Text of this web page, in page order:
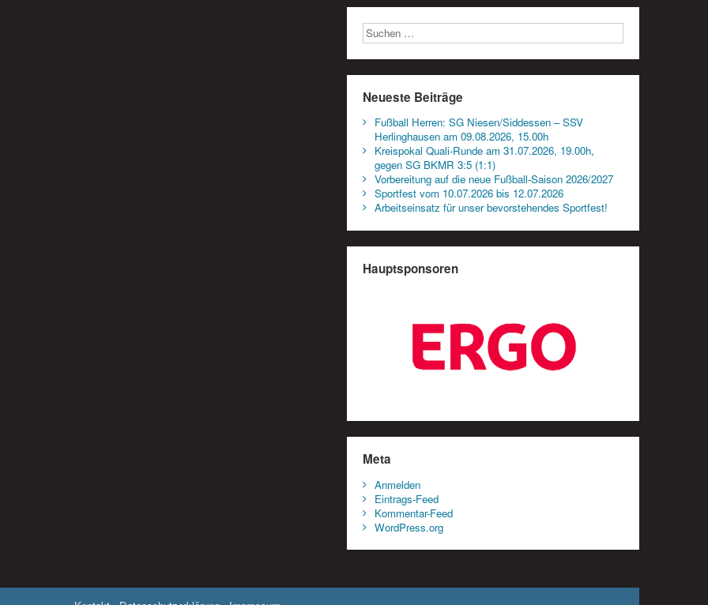
Neueste Beiträge
Fußball Herren: SG Niesen/Siddessen – SSV
Herlinghausen am 09.08.2026, 15.00h
Kreispokal Quali-Runde am 31.07.2026, 19.00h,
gegen SG BKMR 3:5 (1:1)
Vorbereitung auf die neue Fußball-Saison 2026/2027
Sportfest vom 10.07.2026 bis 12.07.2026
Arbeitseinsatz für unser bevorstehendes Sportfest!
Hauptsponsoren
Meta
Anmelden
Eintrags-Feed
Kommentar-Feed
WordPress.org